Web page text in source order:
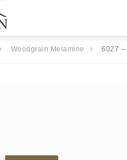
Woodgrain Melamine 6027 –